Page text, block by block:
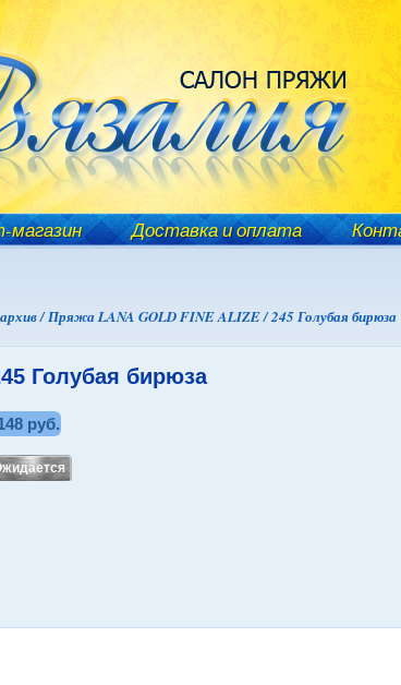
магазин Доставка и оплата
/Пряжа LANA GOLD FINE ALIZE /245 Голубая бирюза
Голубая бирюза
руб.